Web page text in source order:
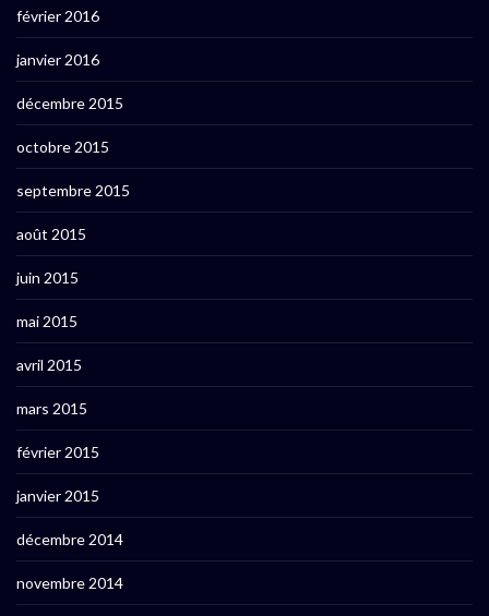
février 2016
janvier 2016
décembre 2015
octobre 2015
septembre 2015
août 2015
juin 2015
mai 2015
avril 2015
mars 2015
février 2015
janvier 2015
décembre 2014
novembre 2014